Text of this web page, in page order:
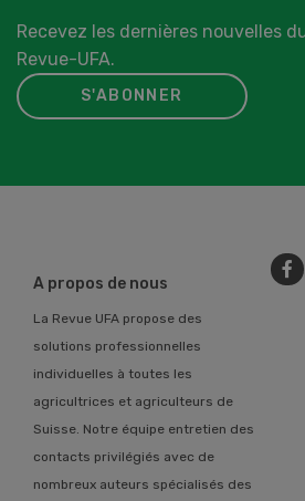
Recevez les dernières nouvelles
Revue-UFA.
S'ABONNER
A propos de nous
La Revue UFA propose des
solutions professionnelles
individuelles à toutes les
agricultrices et agriculteurs de
Suisse. Notre équipe entretien des
contacts privilégiés avec de
nombreux auteurs spécialisés des